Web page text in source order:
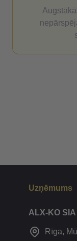
Uzņēmums
ALX-KO SIA
Rīga,